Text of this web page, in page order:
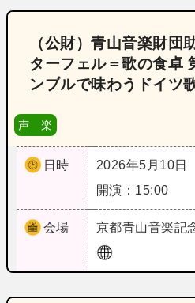
（公財）青山音楽財団
ターフェル＝歌の食卓
ンブルで味わうドイツ
声 楽
日時
2026年5月10日
開演：15:00
会場 京都青山音楽記